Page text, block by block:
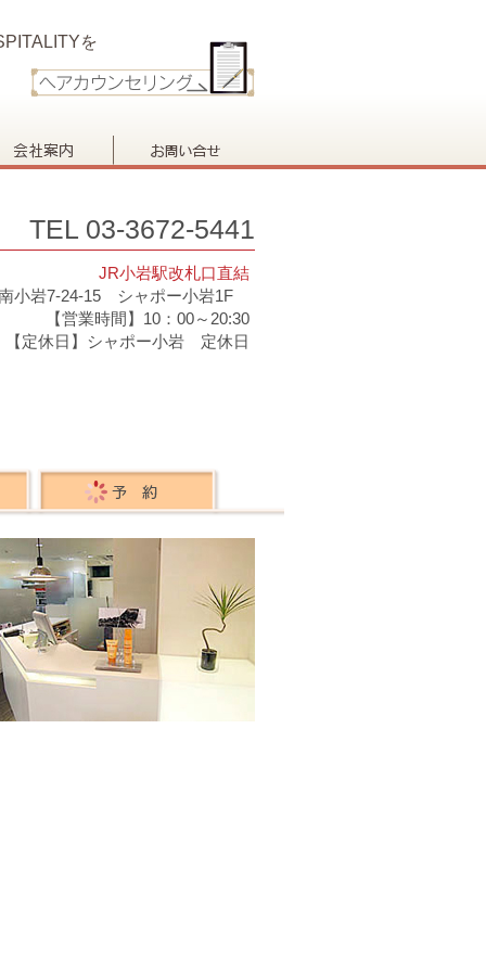
を
TEL 03-3672-5441
JR小岩駅改札口直結
小岩7-24-15 シャポー小岩1F
【営業時間】10：00～20:30
【定休日】シャポー小岩 定休日